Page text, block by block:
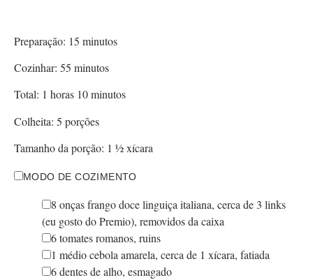
Preparação: 15 minutos
Cozinhar: 55 minutos
Total: 1 horas 10minutos
Colheita: 5 porções
Tamanho da porção: 1 ½ xícara
MODO DE COZIMENTO
8 onçasfrango doce linguiça italiana, cerca de 3 links
(eu gosto do Premio), removidos da caixa
6tomates romanos, ruins
1 médiocebola amarela, cerca de 1 xícara, fatiada
6dentes de alho, esmagado